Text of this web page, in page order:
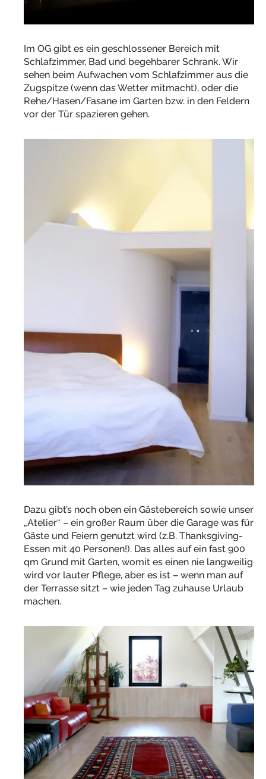
Im OG gibt es ein geschlossener Bereich mit
Schlafzimmer, Bad und begehbarer Schrank. Wir
sehen beim Aufwachen vom Schlafzimmer aus die
Zugspitze (wenn das Wetter mitmacht), oder die
Rehe/Hasen/Fasane im Garten bzw. in den Feldern
vor der Tür spazieren gehen.
Dazu gibt’s noch oben ein Gästebereich sowie unser
„Atelier“ – ein großer Raum über die Garage was für
Gäste und Feiern genutzt wird (z.B. Thanksgiving-
Essen mit 40 Personen!). Das alles auf ein fast 900
qm Grund mit Garten, womit es einen nie langweilig
wird vor lauter Pflege, aber es ist – wenn man auf
der Terrasse sitzt – wie jeden Tag zuhause Urlaub
machen.